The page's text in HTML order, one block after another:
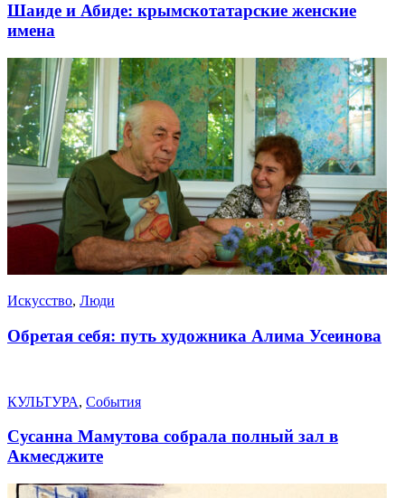
Шаиде и Абиде: крымскотатарские женские
имена
Искусство, Люди
Обретая себя: путь художника Алима Усеинова
КУЛЬТУРА, События
Сусанна Мамутова собрала полный зал в
Акмесджите